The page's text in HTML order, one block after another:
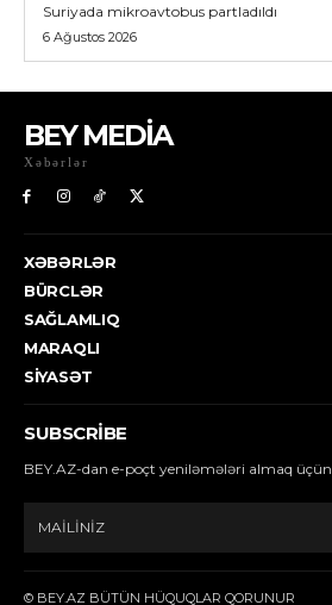
Suriyada mikroavtobus partladıldı
6 Ağustos 2026
BEY MEDİA
Xəbərlər
XƏBƏRLƏR
BÜRCLƏR
SAĞLAMLIQ
MARAQLI
SIYASƏT
SUBSCRIBE
BEY.AZ-dan e-poçt yeniləmələri almaq üçün.
© BEY.AZ BÜTÜN HÜQUQLAR QORUNUR